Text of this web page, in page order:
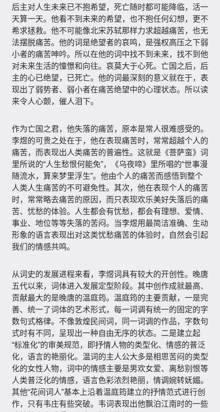
后主对人生未来已不抱希望，死亡随时都可能降临，活一
天算一天。他看不到未来的希望，也不抱任何幻想，更不
希求拯救。他不可能像北宋苏轼那样力求超越痛苦，也无
法摆脱痛苦。他的词是绝望者的哀鸣，是强权高压之下弱
小者的痛苦呻吟。所以在他的词中找不到未来，找不到他
对未来生活的憧憬和向往。哀莫大于心死。亡国之后，后
主的心已绝望，已死亡。他的词最深刻的意义就在于，表
现出了弱势者、弱小者在痛苦绝望中的心理状态。所以读
来令人心颤，催人泪下。
作为亡国之君，他失落的痛苦，原本是常人很难感受的。
李煜的可贵之处在于，他在表现痛苦时，常常超越个人的
痛苦，而表现出人类痛苦的普遍性。这就是《菩萨蛮》词
里所说的“人生愁恨何能免”​，​《乌夜啼》里所唱的“世事漫
随流水，算来梦里浮生”​。他由个人的痛苦而感悟到整个
人类人生痛苦的不可避免性。其次，他在表现个人的痛苦
时，常常略去痛苦的原因，而只表现欢乐美好失落后的痛
苦、忧愁的体验。人生都会有忧愁，都会有理想、爱情、
事业、地位等等失落的苦闷。当李煜用最简洁准确、生动
形象的语言表现出对这类忧愁痛苦的体验时，自然会引起
我们的情感共鸣。
从词史的发展进程来看，李煜词具有较大的开创性。晚唐
五代以来，词体进入发展定型阶段。其中创作成就最高、
贡献最大的是晚唐的温庭筠。温庭筠的主要贡献，一是完
善、统一了词体的艺术形式，每一词调有统一的固定的字
数句式格律。不像敦煌民间词，同一词调的作品，字数句
式时有不同，呈现出一种自由无序的状态。二是建立起
“标准化”的审美规范，即抒情人物的类型化、情感的普泛
化，语言的艳丽化。温词的主人公大多是相思苦闷的类型
化的女性人物，词中的情感主要是男欢女爱、离愁别恨等
人类普泛化的情感，语言色彩浓烈艳丽，情调婉转妩媚。
其他“花间词人”基本上沿着温庭筠建立的抒情范式进行创
作，只有韦庄有些突破。韦词表现出他飘泊江南时的一些